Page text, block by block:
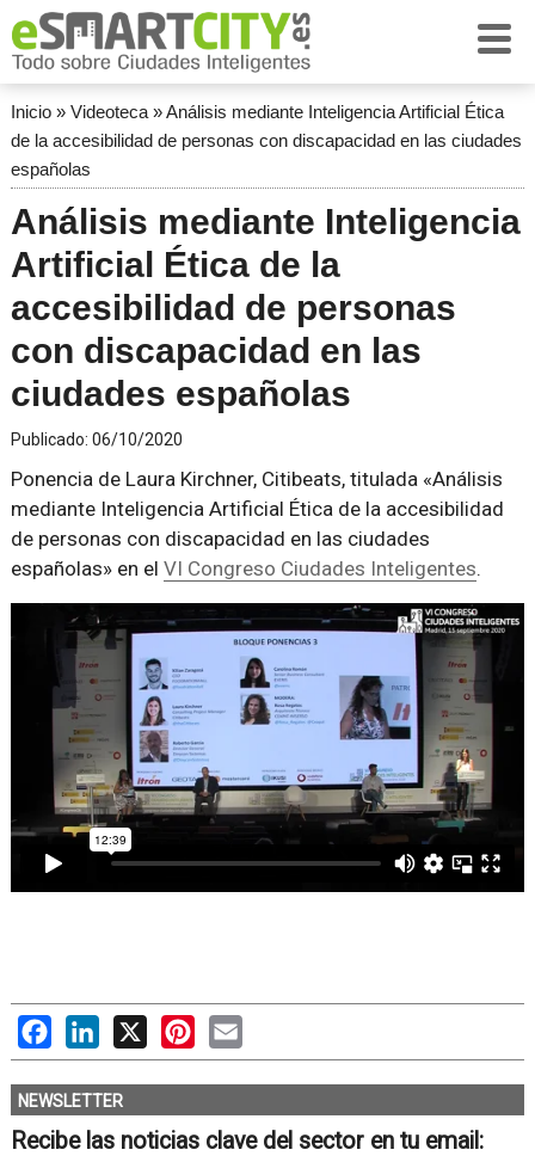
Inicio» Videoteca»Análisis mediante Inteligencia Artificial Ética
de la accesibilidad de personas con discapacidad en las ciudades
españolas
Análisis mediante Inteligencia
Artificial Ética de la
accesibilidad de personas
con discapacidad en las
ciudades españolas
Publicado: 06/10/2020
Ponencia de Laura Kirchner, Citibeats, titulada «Análisis
mediante Inteligencia Artificial Ética de la accesibilidad
de personas con discapacidad en las ciudades
españolas» en el VI Congreso Ciudades Inteligentes.
FacebookLinkedIn
X PinterestEmail
NEWSLETTER
Recibe las noticias clave del sector en tu email: